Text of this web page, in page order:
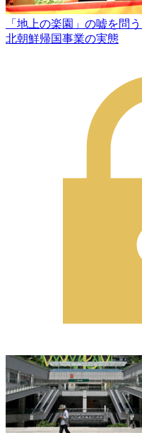
「地上の楽園」の嘘を問
北朝鮮帰国事業の実態